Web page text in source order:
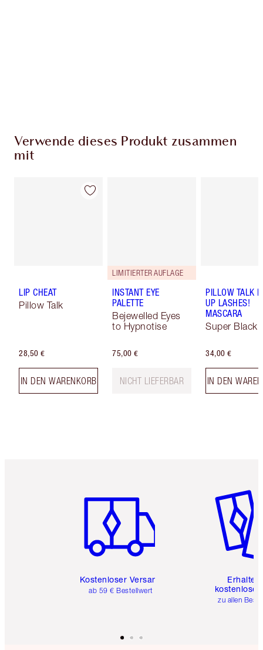
Verwende dieses Produkt zusammen
mit
LIP CHEAT
Pillow Talk
28,50 €
IN DEN WARENKORB
LIMITIERTER AUFLAGE
INSTANT EYE
PALETTE
Bejewelled Eyes
to Hypnotise
75,00 €
NICHT LIEFERBAR
PILLOW TALK
UP LASHES!
MASCARA
Super Black
34,00 €
IN DEN
Kostenloser Versand
ab 59 € Bestellwert
Erhalte
kostenlose
zu allen